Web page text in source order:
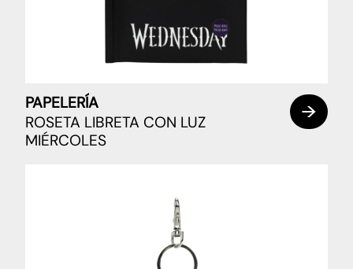
PAPELERÍA
ROSETA LIBRETA CON LUZ
MIÉRCOLES